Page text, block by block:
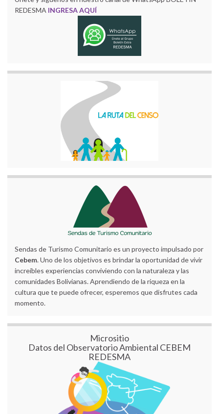
REDESMA INGRESA AQUÍ
Sendas de Turismo Comunitario es un proyecto impulsado por
Cebem. Uno de los objetivos es brindar la oportunidad de vivir
increíbles experiencias conviviendo con la naturaleza y las
comunidades Bolivianas. Aprendiendo de la riqueza en la
cultura que te puede ofrecer, esperemos que disfrutes cada
momento.
Micrositio
Datos del Observatorio Ambiental CEBEM
REDESMA